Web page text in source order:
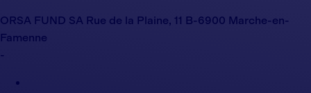
ORSA FUND SA Rue de la Plaine, 11 B-6900 Marche-en-
Famenne
-